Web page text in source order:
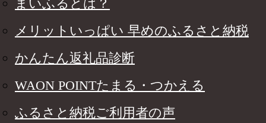
まいふるとは？
メリットいっぱい 早めのふるさと納税
かんたん返礼品診断
WAON POINTたまる・つかえる
ふるさと納税ご利用者の声